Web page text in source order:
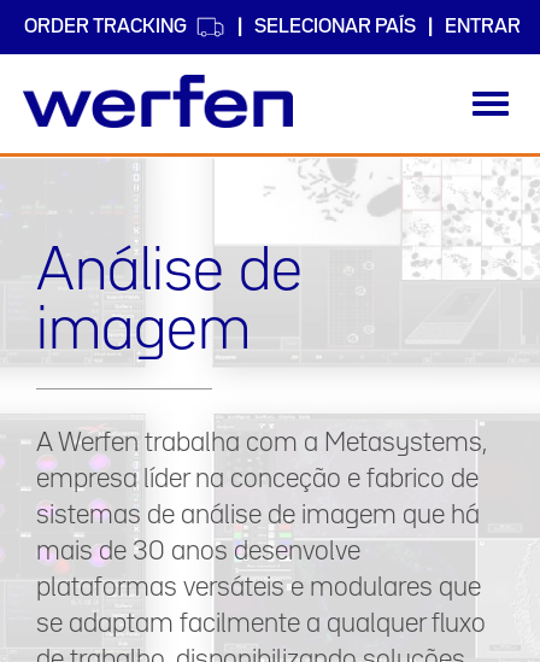
ORDER TRACKING SELECIONAR PAÍS ENTRAR
para
principalAnálise de
imagem
A Werfen trabalha com a Metasystems,
empresa líder na conceção e fabrico de
sistemas de análise de imagem que há
mais de 30 anos desenvolve
plataformas versáteis e modulares que
se adaptam facilmente a qualquer fluxo